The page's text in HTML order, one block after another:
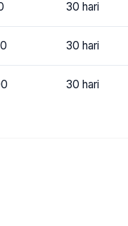
30 hari
30 hari
30 hari